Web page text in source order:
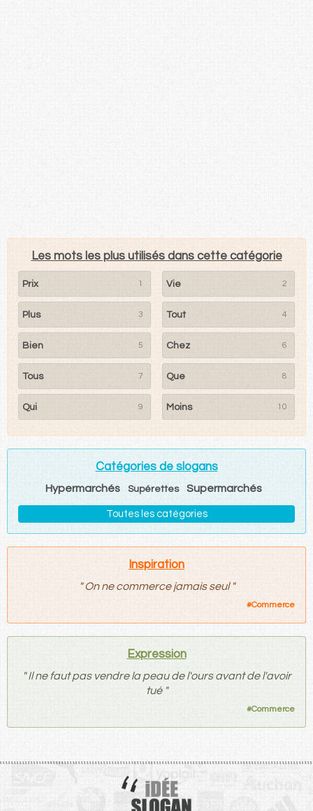
Les mots les plus utilisés dans cette catégorie
Prix 1 Vie 2
Plus 3 Tout 4
Bien 5 Chez 6
Tous 7 Que 8
Qui 9 Moins 10
Catégories de slogans
Hypermarchés Supérettes Supermarchés
Toutes les catégories
Inspiration
" On ne commerce jamais seul "
#Commerce
Expression
" Il ne faut pas vendre la peau de l'ours avant de l'avoir
tué "
#Commerce